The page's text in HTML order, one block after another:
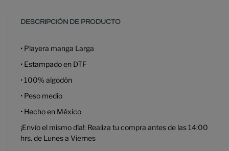
DESCRIPCIÓN DE PRODUCTO
• Playera manga Larga
• Estampado en DTF
• 100% algodón
• Peso medio
• Hecho en México
¡Envío el mismo día!: Realiza tu compra antes de las 14:00
hrs. de Lunes a Viernes